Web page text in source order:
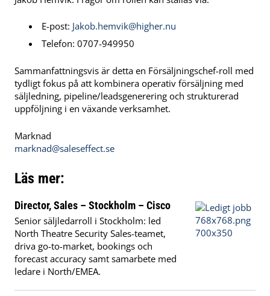
E-post: Jakob.hemvik@higher.nu
Telefon: 0707-949950
Sammanfattningsvis är detta en Försäljningschef-roll med
tydligt fokus på att kombinera operativ försäljning med
säljledning, pipeline/leadsgenerering och strukturerad
uppföljning i en växande verksamhet.
Marknad
marknad@saleseffect.se
Läs mer:
Director, Sales – Stockholm – Cisco
Senior säljledarroll i Stockholm: led
North Theatre Security Sales-teamet,
driva go-to-market, bookings och
forecast accuracy samt samarbete med
ledare i North/EMEA.